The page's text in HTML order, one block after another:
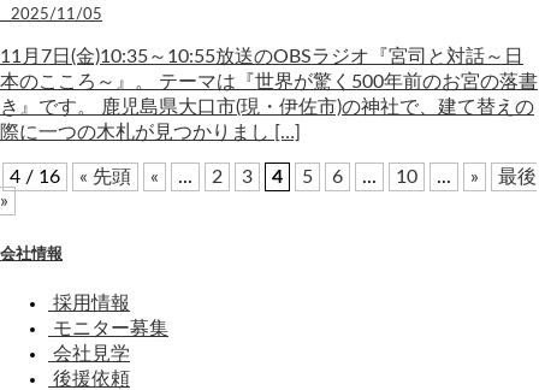
2025/11/05
11月7日(金)10:35～10:55放送のOBSラジオ『宮司と対話～日
本のこころ～』。 テーマは『世界が驚く500年前のお宮の落書
き』です。 鹿児島県大口市(現・伊佐市)の神社で、建て替えの
際に一つの木札が見つかりまし […]
4 / 16 « 先頭 « ... 2 3 4 5 6 ... 10 ... »
最後
»
会社情報
採用情報
モニター募集
会社見学
後援依頼